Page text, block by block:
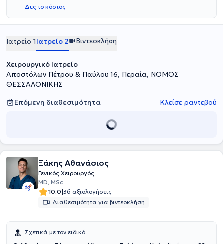
Δες το κόστος
Ιατρείο 1Ιατρείο 2 Βιντεοκλήση
Χειρουργικό Ιατρείο
Αποστόλων Πέτρου & Παύλου 16, Περαία, ΝΟΜΟΣ
ΘΕΣΣΑΛΟΝΙΚΗΣ
Επόμενη διαθεσιμότητα
Κλείσε ραντεβού
Ξάκης Αθανάσιος
Γενικός Χειρουργός
MD, MSc
10.0|36 αξιολογήσεις
Διαθεσιμότητα για βιντεοκλήση
Σχετικά με τον ειδικό